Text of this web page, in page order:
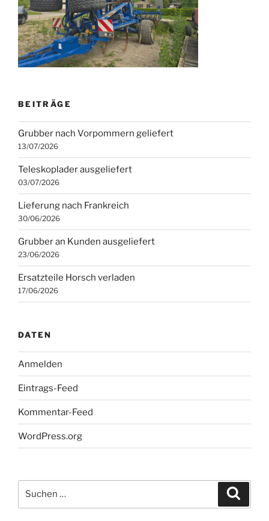
BEITRÄGE
Grubber nach Vorpommern geliefert
13/07/2026
Teleskoplader ausgeliefert
03/07/2026
Lieferung nach Frankreich
30/06/2026
Grubber an Kunden ausgeliefert
23/06/2026
Ersatzteile Horsch verladen
17/06/2026
DATEN
Anmelden
Eintrags-Feed
Kommentar-Feed
WordPress.org
nach: